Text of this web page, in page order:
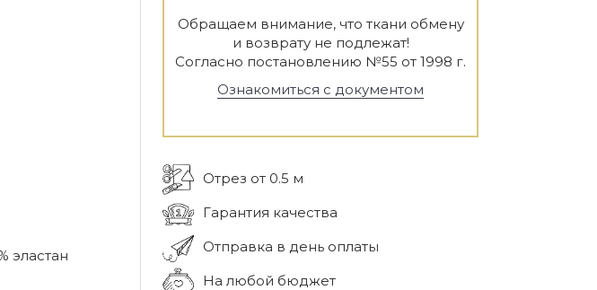
эластан
Обращаем внимание, что ткани обмену
и возврату не подлежат!
Согласно постановлению №55 от 1998 г.
Ознакомиться с документом
Отрез от 0.5 м
Гарантия качества
Отправка в день оплаты
На любой бюджет